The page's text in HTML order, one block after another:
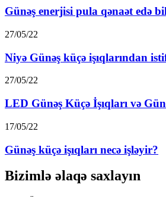
Günəş enerjisi pula qənaət edə
27/05/22
Niyə Günəş küçə işıqlarından
27/05/22
LED Günəş Küçə İşıqları və
17/05/22
Günəş küçə işıqları necə işləyir?
Bizimlə əlaqə saxlayın